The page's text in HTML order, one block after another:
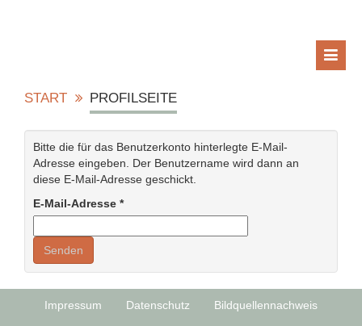
START PROFILSEITE
Bitte die für das Benutzerkonto hinterlegte E-Mail-
Adresse eingeben. Der Benutzername wird dann an
diese E-Mail-Adresse geschickt.
E-Mail-Adresse *
Senden
Impressum Datenschutz Bildquellennachweis